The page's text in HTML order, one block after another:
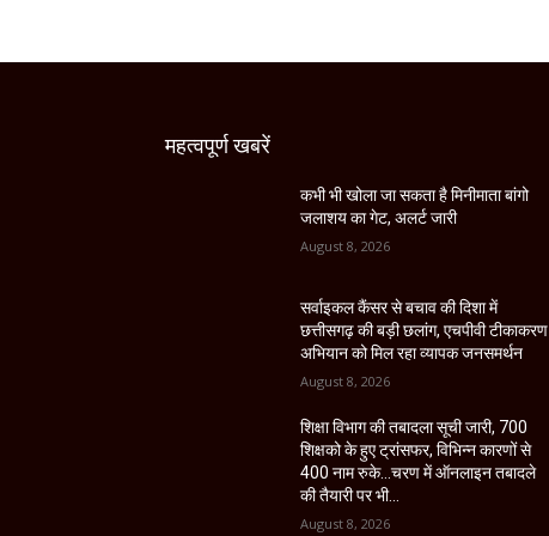
महत्वपूर्ण खबरें
कभी भी खोला जा सकता है मिनीमाता बांगो
जलाशय का गेट, अलर्ट जारी
August 8, 2026
सर्वाइकल कैंसर से बचाव की दिशा में
छत्तीसगढ़ की बड़ी छलांग, एचपीवी टीकाकरण
अभियान को मिल रहा व्यापक जनसमर्थन
August 8, 2026
शिक्षा विभाग की तबादला सूची जारी, 700
शिक्षको के हुए ट्रांसफर, विभिन्न कारणों से
400 नाम रुके…चरण में ऑनलाइन तबादले
की तैयारी पर भी...
August 8, 2026